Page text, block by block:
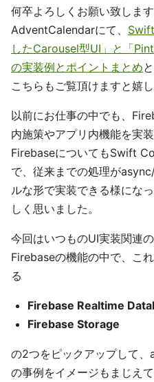
何卒よろしくお願い致しま
AdventCalendarにて、
したCarousel型UI」と「
の実装例とポイントまとめ
こちらもご覧頂けますと嬉
以前にお仕事の中でも、
内施策やアプリ内機能を実
FirebaseについてもSwift
で、従来までの処理が
ルな形で実装できる様にな
しく思いました。
今回はいつものUI実装関連
Firebaseの機能の中で、こ
る
Firebase Realtime
Firebase Storage
の2つをピックアップして
の事例をイメージもまじえ